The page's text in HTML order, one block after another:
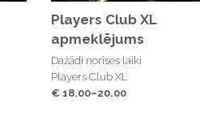
Players Club XL
apmeklējums
Dažādi norises laiki
Players Club XL
€ 18.00–20.00